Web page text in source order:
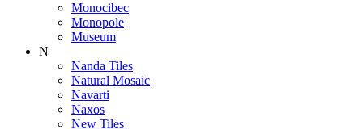
Monocibec
Monopole
Museum
N
Nanda Tiles
Natural Mosaic
Navarti
Naxos
New Tiles